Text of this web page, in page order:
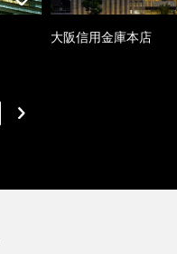
大阪信用金庫本店